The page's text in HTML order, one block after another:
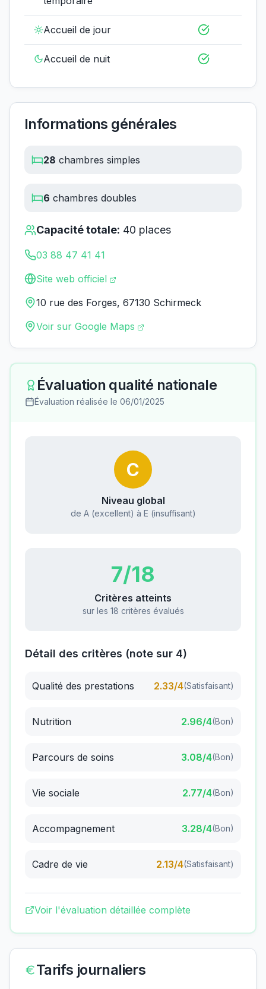
Accueil de jour
Accueil de nuit
Informations générales
28 chambres simples
6 chambres doubles
Capacité totale: 40 places
03 88 47 41 41
Site web officiel
10 rue des Forges, 67130 Schirmeck
Voir sur Google Maps
Évaluation qualité nationale
Évaluation réalisée le 06/01/2025
C
Niveau global
de A (excellent) à E (insuffisant)
7/18
Critères atteints
sur les 18 critères évalués
Détail des critères (note sur 4)
Qualité des prestations 2.33/4(Satisfaisant)
Nutrition 2.96/4(Bon)
Parcours de soins 3.08/4(Bon)
Vie sociale 2.77/4(Bon)
Accompagnement 3.28/4(Bon)
Cadre de vie 2.13/4(Satisfaisant)
Voir l'évaluation détaillée complète
Tarifs journaliers